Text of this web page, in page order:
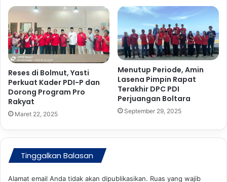
L
a
n
c
a
T
a
n
a
K
e
d
i
s
i
p
l
n
d
a
n
n
e
g
Reses di Bolmut, Yasti
Perkuat Kader PDI-P dan
Dorong Program Pro
Rakyat
Maret 22, 2025
Menutup Periode, Amin
Lasena Pimpin Rapat
Terakhir DPC PDI
Perjuangan Boltara
September 29, 2025
Tinggalkan Balasan
Alamat email Anda tidak akan dipublikasikan. Ruas yang wajib